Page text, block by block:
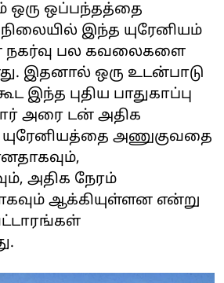
ஒரு ஒப்பந்தத்தை
நிலையில் இந்த யுரேனியம்
நகர்வு பல கவலைகளை
இதனால் ஒரு உடன்பாடு
இந்த புதிய பாதுகாப்பு
அரை டன் அதிக
யுரேனியத்தை அணுகுவதை
அதிக நேரம்
ஆக்கியுள்ளன என்று